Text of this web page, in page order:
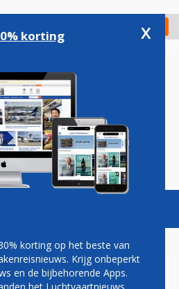
Check in
Podcasts Vacatures
korting x
korting op het beste van
Krijg onbeperkt
en de bijbehorende Apps.